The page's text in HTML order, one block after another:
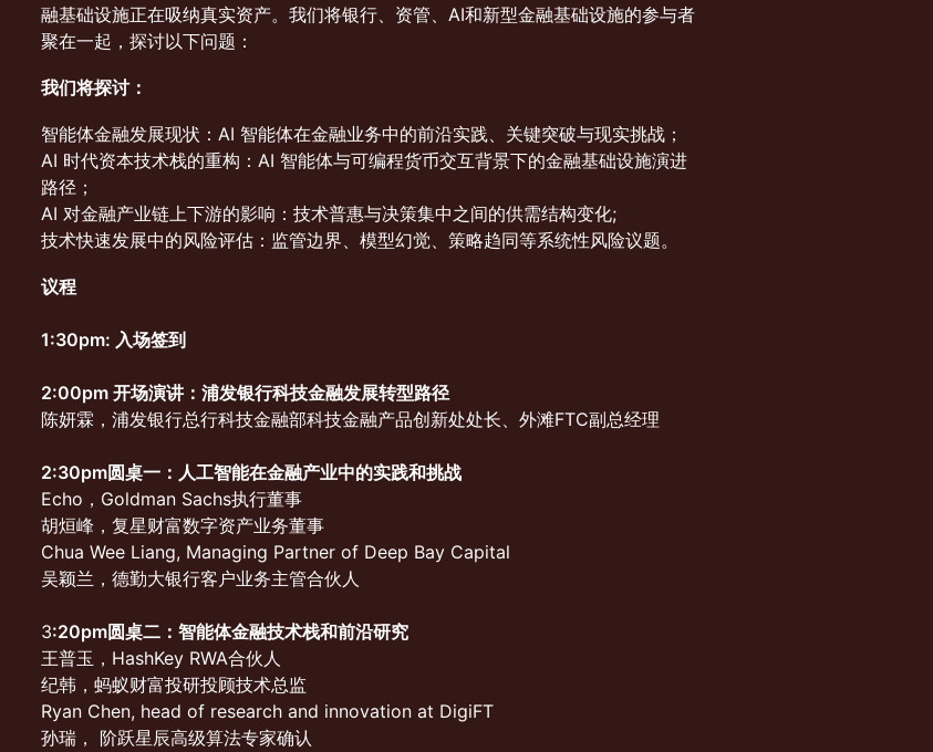
融基础设施正在吸纳真实资产。我们将银行、资管、AI和新型金融基础设施的参与者
聚在一起，探讨以下问题：
我们将探讨：
智能体金融发展现状：AI 智能体在金融业务中的前沿实践、关键突破与现实挑战；
AI 时代资本技术栈的重构：AI 智能体与可编程货币交互背景下的金融基础设施演进
路径；
AI 对金融产业链上下游的影响：技术普惠与决策集中之间的供需结构变化;
技术快速发展中的风险评估：监管边界、模型幻觉、策略趋同等系统性风险议题。
议程
1:30pm: 入场签到
2:00pm 开场演讲：浦发银行科技金融发展转型路径
陈妍霖，浦发银行总行科技金融部科技金融产品创新处处长、外滩FTC副总经理
2:30pm圆桌一：人工智能在金融产业中的实践和挑战
Echo，Goldman Sachs执行董事
胡烜峰，复星财富数字资产业务董事
Chua Wee Liang, Managing Partner of Deep Bay Capital
吴颖兰，德勤大银行客户业务主管合伙人
3:20pm圆桌二：智能体金融技术栈和前沿研究
王普玉，HashKey RWA合伙人
纪韩，蚂蚁财富投研投顾技术总监
Ryan Chen, head of research and innovation at DigiFT
孙瑞， 阶跃星辰高级算法专家确认